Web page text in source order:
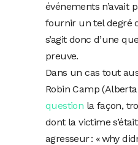
événements n’avait
fournir un tel degré
s’agit donc d’une
preuve.
Dans un cas tout
Robin Camp
question la façon,
dont la victime
agresseur : « why